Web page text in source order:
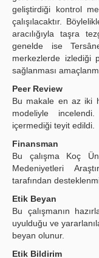
geliştirdiği kontrol
çalışılacaktır.
aracılığıyla taşra
genelde ise
merkezlerde izlediği
sağlanması
Peer Review
Bu makale en az iki
modeliyle
içermediği teyit edildi.
Finansman
Bu çalışma Koç
Medeniyetleri
tarafından
Etik Beyan
Bu çalışmanın
uyulduğu ve
beyan olunur.
Etik Bildirim